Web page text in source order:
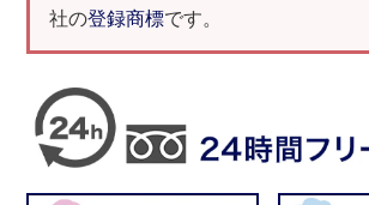
社の登録商標です。